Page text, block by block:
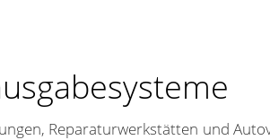
Reparaturwerkstätten und